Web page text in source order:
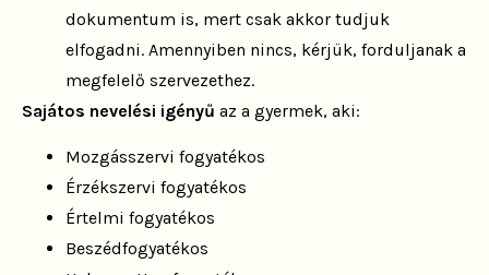
dokumentum is, mert csak akkor tudjuk
elfogadni. Amennyiben nincs, kérjük, forduljanak a
megfelelő szervezethez.
Sajátos nevelési igényű az a gyermek, aki:
Mozgásszervi fogyatékos
Érzékszervi fogyatékos
Értelmi fogyatékos
Beszédfogyatékos